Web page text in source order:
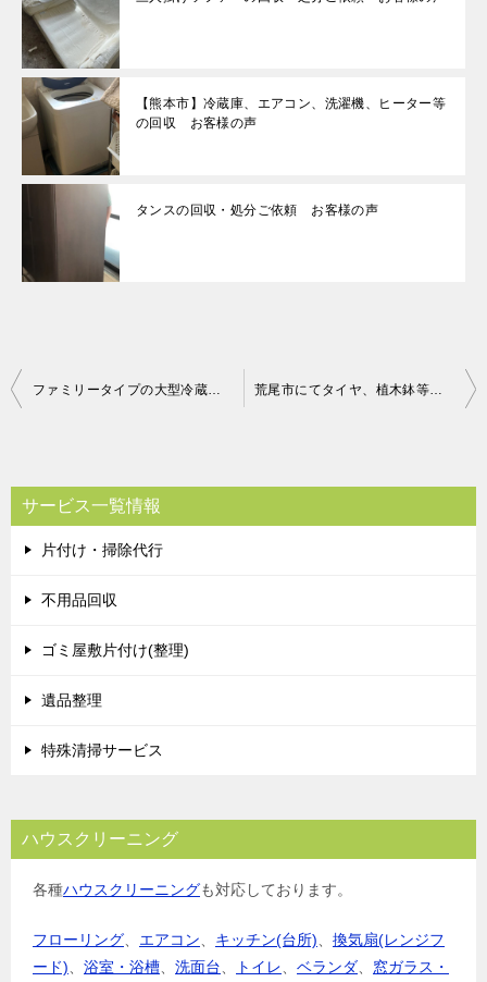
【熊本市】冷蔵庫、エアコン、洗濯機、ヒーター等
の回収 お客様の声
タンスの回収・処分ご依頼 お客様の声
投
ビ
ゲ
ー
シ
ファミリータイプの大型冷蔵庫も回収可能！重たくて動かせなかったけれど、部屋の中までとりにきてくれたので助かった、とお喜び頂けました！ 荒尾市にてタイヤ、植木鉢等回収 お客様の声
サービス一覧情報
片付け・掃除代行
不用品回収
ゴミ屋敷片付け(整理)
遺品整理
特殊清掃サービス
ハウスクリーニング
各種ハウスクリーニングも対応しております。
フローリング、 エアコン、 キッチン(台所)、 換気扇(レンジフ
ード)、 浴室・浴槽、 洗面台、 トイレ、 ベランダ、 窓ガラス・